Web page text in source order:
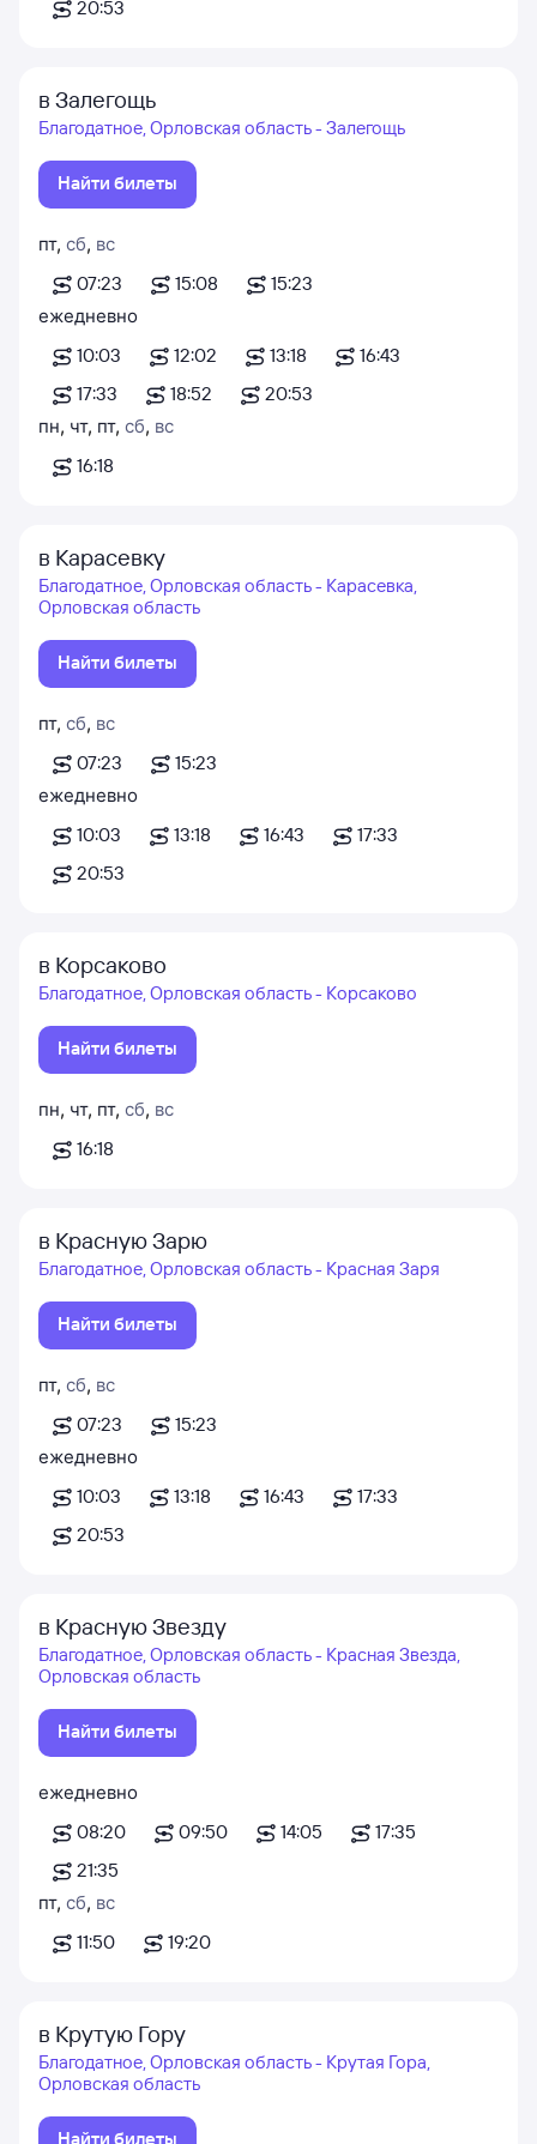
20:53
в Залегощь
Благодатное, Орловская область - Залегощь
Найти билеты
пт, сб, вс
07:23
15:08
15:23
ежедневно
10:03
12:02 13:18
16:43
17:33
18:52
20:53
пн, чт, пт, сб, вс
16:18
в Карасевку
Благодатное, Орловская область - Карасевка,
Орловская область
Найти билеты
пт, сб, вс
07:23
15:23
ежедневно
10:03
13:18 16:43
17:33
20:53
в Корсаково
Благодатное, Орловская область - Корсаково
Найти билеты
пн, чт, пт, сб, вс
16:18
в Красную Зарю
Благодатное, Орловская область - Красная Заря
Найти билеты
пт, сб, вс
07:23
15:23
ежедневно
10:03
13:18 16:43
17:33
20:53
в Красную Звезду
Благодатное, Орловская область - Красная Звезда,
Орловская область
Найти билеты
ежедневно
08:20
09:50 14:05
17:35
21:35
пт, сб, вс
11:50
19:20
в Крутую Гору
Благодатное, Орловская область - Крутая Гора,
Орловская область
Найти билеты